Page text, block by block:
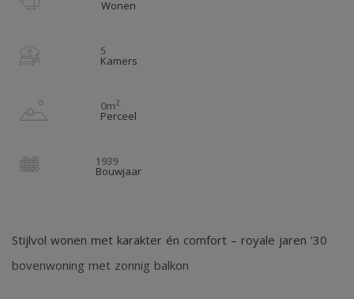
Wonen
5
Kamers
0m2
Perceel
1939
Bouwjaar
Stijlvol wonen met karakter én comfort – royale jaren ’30
bovenwoning met zonnig balkon